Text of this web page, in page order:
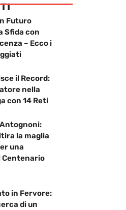
Futuro
Sfida con
– Ecco i
il Record:
nella
con 14 Reti
la maglia
una
Centenario
in Fervore:
di un